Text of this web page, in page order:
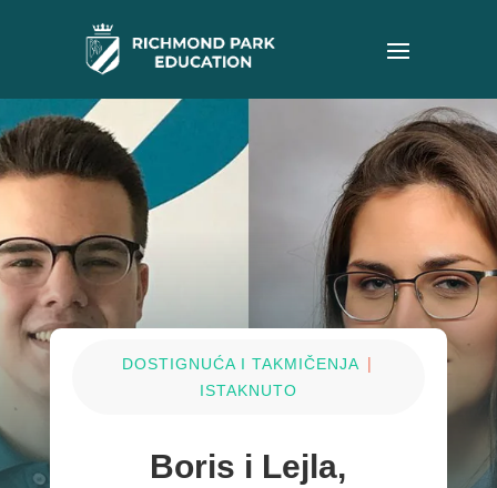
DOSTIGNUĆA I TAKMIČENJA |
ISTAKNUTO
Boris i Lejla,